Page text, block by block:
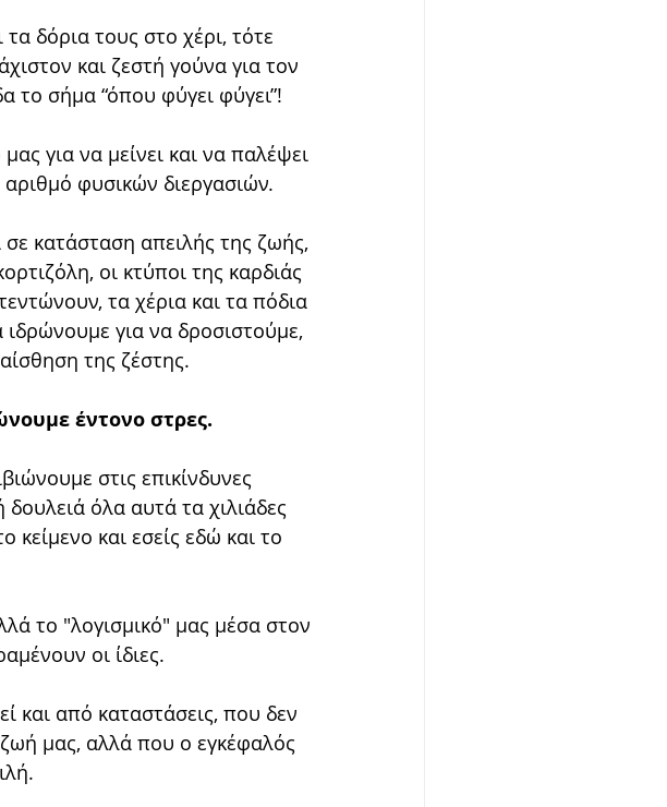
δόρια τους στο χέρι, τότε
και ζεστή γούνα για τον
το σήμα “όπου φύγει φύγει”!
για να μείνει και να παλέψει
φυσικών διεργασιών.
κατάσταση απειλής της ζωής,
οι κτύποι της καρδιάς
τα χέρια και τα πόδια
για να δροσιστούμε,
της ζέστης.
έντονο στρες.
στις επικίνδυνες
όλα αυτά τα χιλιάδες
και εσείς εδώ και το
το "λογισμικό" μας μέσα στον
οι ίδιες.
και από καταστάσεις, που δεν
ζωή μας, αλλά που ο εγκέφαλός